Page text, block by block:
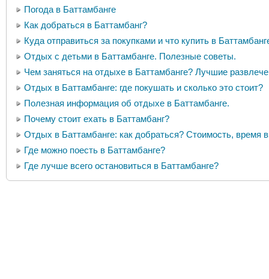
Погода в Баттамбанге
Как добраться в Баттамбанг?
Куда отправиться за покупками и что купить в
Отдых с детьми в Баттамбанге. Полезные советы.
Чем заняться на отдыхе в Баттамбанге? Лучшие
Отдых в Баттамбанге: где покушать и сколько это стоит?
Полезная информация об отдыхе в Баттамбанге.
Почему стоит ехать в Баттамбанг?
Отдых в Баттамбанге: как добраться? Стоимость, время
Где можно поесть в Баттамбанге?
Где лучше всего остановиться в Баттамбанге?